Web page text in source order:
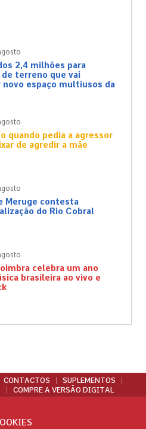
2,4 milhões para
de terreno que vai
novo espaço multiusos da
quando pedia a agressor
de agredir a mãe
Meruge contesta
do Rio Cobral
celebra um ano
brasileira ao vivo e
CONTACTOS
SUPLEMENTOS
COMPRE A VERSÃO DIGITAL